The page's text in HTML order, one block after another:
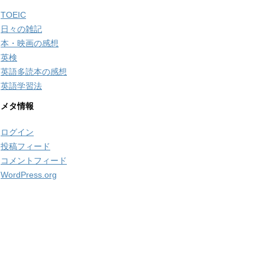
TOEIC
日々の雑記
本・映画の感想
英検
英語多読本の感想
英語学習法
メタ情報
ログイン
投稿フィード
コメントフィード
WordPress.org